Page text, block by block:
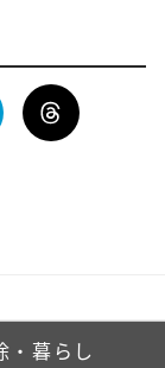
・暮らし